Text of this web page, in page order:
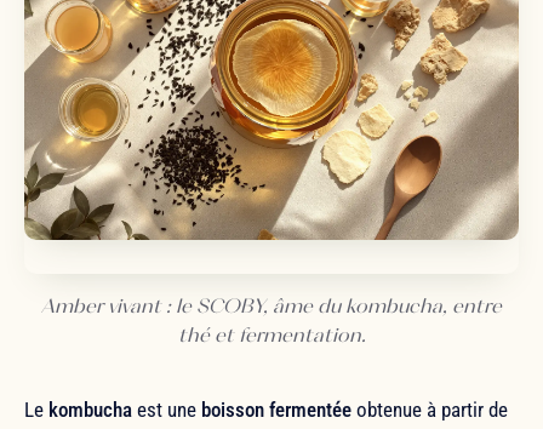
Amber vivant : le SCOBY, âme du kombucha, entre
thé et fermentation.
Le kombucha est une boisson fermentée obtenue à partir de